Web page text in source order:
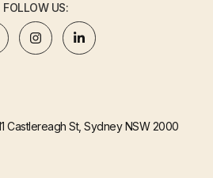
FOLLOW US:
Castlereagh St, Sydney NSW 2000